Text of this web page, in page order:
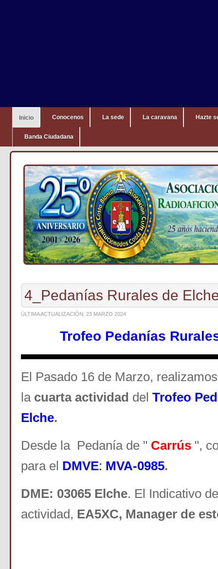
Inicio Conocenos La sede La caravana Hazte
Banda Ciudadana
4_Pedanías Rurales de
ÚLTIMA ACTUALIZACIÓN: 23 MARZO 2024
Trofeo Pedanías
El Pasado 16 de Marzo, realizamos
la cuartaactividad del Trofeo
Elche.
Desde la Pedanía de " Carrús",
para el DMVE: MVA-0985.
DME: 03065 Elche. El Indicativo
actividad, EA5XC, Manager de